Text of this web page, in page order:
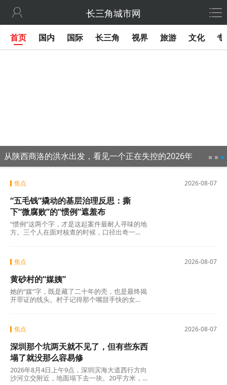
 长三角城市网
首页 国内 国际 长三角 视界 旅游 文化 专
从陕西商洛的洪水出发，看见一个正在失控的2026年
2026-08-07
焦点
“五毛钱”撬动的基层治理反思：撕
下“微腐败”的“惯例”遮羞布
“惯例”这两个字，才是这起案件最耐人寻味的地
方。三个人在面对核查的时候，口径出奇一
议事程序、没有政策依据，仅凭几个人私下商
自欺欺人的“潜规则”。三人分工明确——每人负
责两根水管，各自收费、各自截留、余款入账
——分明是精心设计的利益勾兑，哪里有什
么“历来如此”的“惯例”?
2026-08-07
焦点
黄砂村的“媒姨”
她的“媒”字，既是藏了二十年的壳，也是最终揭
开罪证的线头。村子记得那个嘴甜手快的女
脸，更记得那个“媒”字底下，被偷走的一整个童
2026-08-07
焦点
深圳那个坑两天就不见了，但有些东西
塌了就没那么容易修
2026年8月4日上午9点，深圳滨海大道西行方向
沙河立交附近，地面塌下去一块。20平方米，